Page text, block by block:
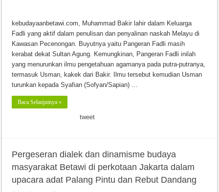
kebudayaanbetawi.com, Muhammad Bakir lahir dalam Keluarga
Fadli yang aktif dalam penulisan dan penyalinan naskah Melayu di
Kawasan Pecenongan. Buyutnya yaitu Pangeran Fadli masih
kerabat dekat Sultan Agung. Kemungkinan, Pangeran Fadli inilah
yang menurunkan ilmu pengetahuan agamanya pada putra-putranya,
termasuk Usman, kakek dari Bakir. Ilmu tersebut kemudian Usman
turunkan kepada Syafian (Sofyan/Sapian) …
Baca Selanjutnya »
tweet
Pergeseran dialek dan dinamisme budaya
masyarakat Betawi di perkotaan Jakarta dalam
upacara adat Palang Pintu dan Rebut Dandang